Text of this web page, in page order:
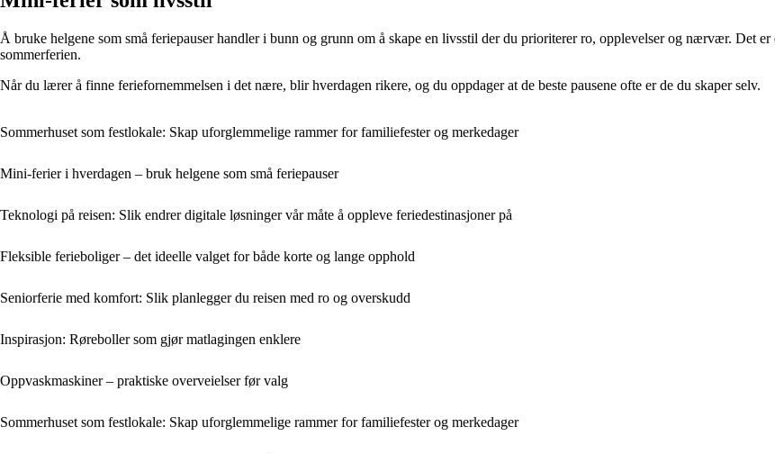
Å bruke helgene som små feriepauser handler i bunn og grunn om å skape en livsstil der du prioriterer ro, opplevelser og nærvær. Det er
sommerferien.
Når du lærer å finne feriefornemmelsen i det nære, blir hverdagen rikere, og du oppdager at de beste pausene ofte er de du skaper selv.
Sommerhuset som festlokale: Skap uforglemmelige rammer for familiefester og merkedager
Mini-ferier i hverdagen – bruk helgene som små feriepauser
Teknologi på reisen: Slik endrer digitale løsninger vår måte å oppleve feriedestinasjoner på
Fleksible ferieboliger – det ideelle valget for både korte og lange opphold
Seniorferie med komfort: Slik planlegger du reisen med ro og overskudd
Inspirasjon: Røreboller som gjør matlagingen enklere
Oppvaskmaskiner – praktiske overveielser før valg
Sommerhuset som festlokale: Skap uforglemmelige rammer for familiefester og merkedager